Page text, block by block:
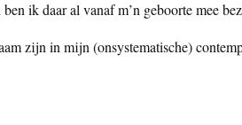
ik daar al vanaf m’n geboorte mee
zijn in mijn (onsystematische)